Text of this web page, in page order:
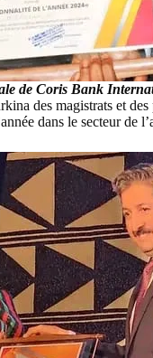
de Coris Bank
des magistrats et
dans le secteur de